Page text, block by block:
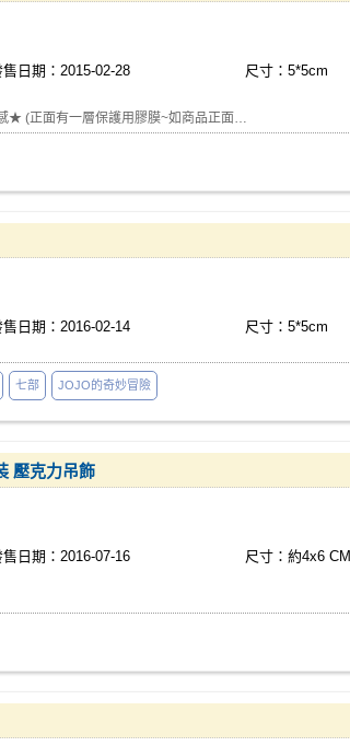
售日期：2015-02-28
尺寸：5*5cm
★ (正面有一層保護用膠膜~如商品正面…
售日期：2016-02-14
尺寸：5*5cm
七部 JOJO的奇妙冒險
壓克力吊飾
售日期：2016-07-16
尺寸：約4x6 CM